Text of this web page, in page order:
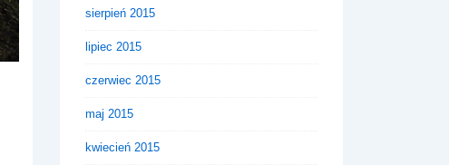
sierpień 2015
lipiec 2015
czerwiec 2015
maj 2015
kwiecień 2015